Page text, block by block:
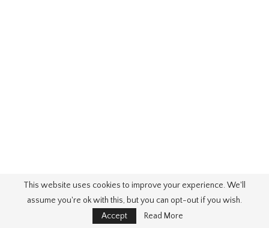
This website uses cookies to improve your experience. We'll
assume you're ok with this, but you can opt-out if you wish.
Accept
Read More